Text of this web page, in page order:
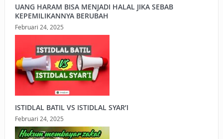
UANG HARAM BISA MENJADI HALAL JIKA SEBAB
KEPEMILIKANNYA BERUBAH
Februari 24, 2025
ISTIDLAL BATIL VS ISTIDLAL SYAR’I
Februari 24, 2025